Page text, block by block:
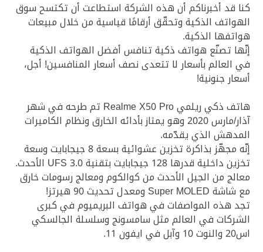
كنا قد أخبرناكم أن هذه الشركة استطاعت أن تكتسح سوق
الهواتف الذكية وتحقّق أرقامًا قياسية من خلال مبيعات
هواتفها الذكية.
إنّها تصنّع هواتف ذكية تنافس أفضل الهواتف الذكية
في العالم بأسعار لا تتعدى نصف أسعار المنافسين! أجل،
أسعار جنونية!
هاتف ذكي ريلمي Realme X50 Pro
تم طرحه في شهر
آذار/مارس 2020 وهو يمتاز بأدائه الخارق ونظام الكاميرات
المدهش الذي يقدّمه.
إنّه مجهّز بذاكرة تخزين عشوائية بسعة 8 جيجابايت وسعة
تخزين داخلية قدرها 128 جيجابايت بتقنية UFS 3.0 الأحدث.
معالج من الجيل الأحدث من كوالكوم ومعالج رسومات خارق
مع شاشة Super MOLED ومعدل تحديث 90 هيرتز!
تجد هذه المواصفات في هواتف البريميوم في كبرى
الشركات في العالم مثل سامسونج وسلسلة الجالسكي
اس20 والنوت 10 وآبل في ايفون 11.